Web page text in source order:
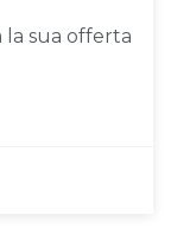
la sua offerta